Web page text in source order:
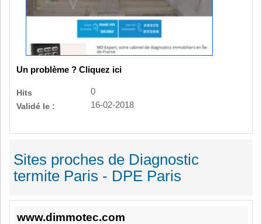
Un problème ? Cliquez ici
Hits
0
Validé le :
16-02-2018
Sites proches de Diagnostic
termite Paris - DPE Paris
www.dimmotec.com